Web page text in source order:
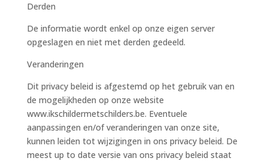
Derden
De informatie wordt enkel op onze eigen server
opgeslagen en niet met derden gedeeld.
Veranderingen
Dit privacy beleid is afgestemd op het gebruik van en
de mogelijkheden op onze website
www.ikschildermetschilders.be. Eventuele
aanpassingen en/of veranderingen van onze site,
kunnen leiden tot wijzigingen in ons privacy beleid. De
meest up to date versie van ons privacy beleid staat